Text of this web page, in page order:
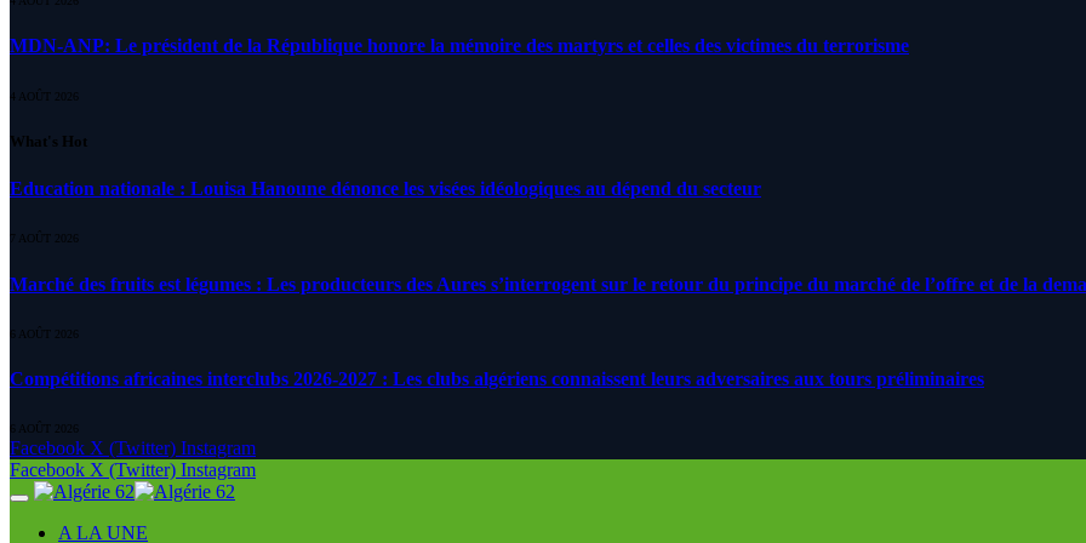
MDN-ANP: Le président de la République honore la mémoire des martyrs et celles des victimes du terrorisme
4 AOÛT 2026
What's Hot
Education nationale : Louisa Hanoune dénonce les visées idéologiques au dépend du secteur
7 AOÛT 2026
Marché des fruits est légumes : Les producteurs des Aures s’interrogent sur le retour du principe du marché de l’offre et de la
6 AOÛT 2026
Compétitions africaines interclubs 2026-2027 : Les clubs algériens connaissent leurs adversaires aux tours préliminaires
6 AOÛT 2026
Facebook X (Twitter) Instagram
Facebook X (Twitter) Instagram
A LA UNE